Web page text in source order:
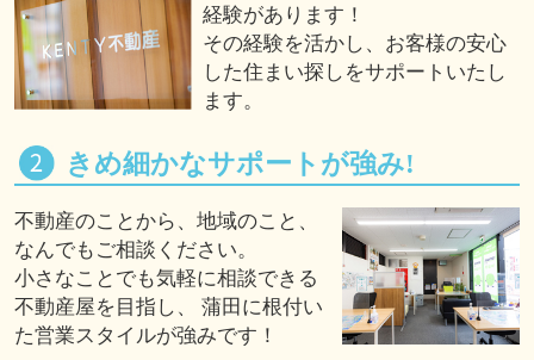
経験があります！
その経験を活かし、お客様の安心
した住まい探しをサポートいたし
ます。
きめ細かなサポートが強み!
不動産のことから、地域のこと、
なんでもご相談ください。
小さなことでも気軽に相談できる
不動産屋を目指し、 蒲田に根付い
た営業スタイルが強みです！